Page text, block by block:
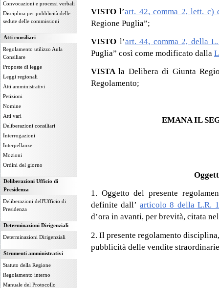
Convocazioni e processi verbali
Disciplina per pubblicità delle
sedute delle commissioni
Atti consiliari
Regolamento utilizzo Aula
Consiliare
Proposte di legge
Leggi regionali
Atti amministrativi
Petizioni
Nomine
Atti vari
Deliberazioni consiliari
Interrogazioni
Interpellanze
Mozioni
Ordini del giorno
Deliberazioni Ufficio di
Presidenza
Deliberazioni dell'Ufficio di
Presidenza
Determinazioni Dirigenziali
Determinazioni Dirigenziali
Strumenti amministrativi
Statuto della Regione
Regolamento interno
Manuale del Protocollo
VISTOl’art. 42, comma 2, lett.
Regione Puglia”;
VISTO l’art. 44, comma 2, della
Puglia” così come modificato dalla
VISTAla Delibera di Giunta
Regolamento;
EMANA IL
1. Oggetto del presente
definite dall’ articolo 8 della L.R.
d’ora in avanti, per brevità, citata
2. Il presente regolamento
pubblicità delle vendite